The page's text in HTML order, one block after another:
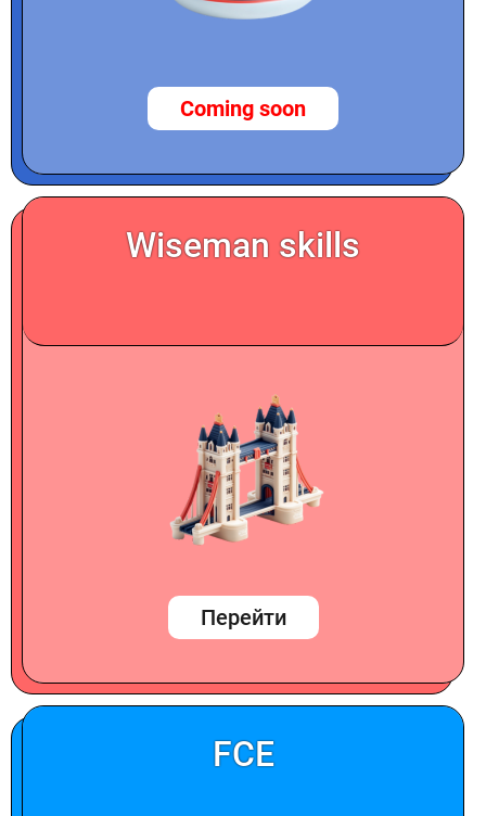
Coming soon
Wiseman skills
Перейти
FCE